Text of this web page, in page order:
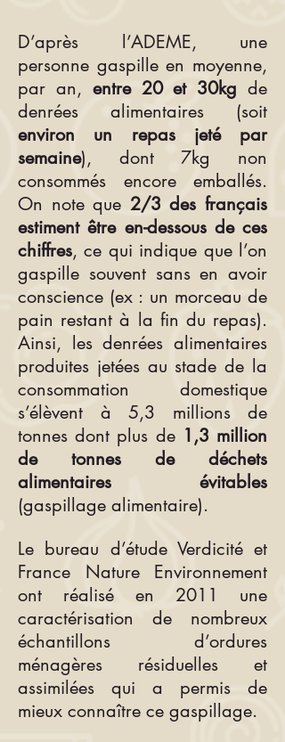
D’après l’ADEME, une
personne gaspille en moyenne,
par an, entre 20 et 30kg de
denrées alimentaires (soit
environ un repas jeté par
semaine), dont 7kg non
consommés encore emballés.
On note que 2/3 des français
estiment être en-dessous de ces
chiffres, ce qui indique que l’on
gaspille souvent sans en avoir
conscience (ex : un morceau de
pain restant à la fin du repas).
Ainsi, les denrées alimentaires
produites jetées au stade de la
consommation domestique
s’élèvent à 5,3 millions de
tonnes dont plus de 1,3 million
de tonnes de déchets
alimentaires évitables
(gaspillage alimentaire).
Le bureau d’étude Verdicité et
France Nature Environnement
ont réalisé en 2011 une
caractérisation de nombreux
échantillons d’ordures
ménagères résiduelles et
assimilées qui a permis de
mieux connaître ce gaspillage.